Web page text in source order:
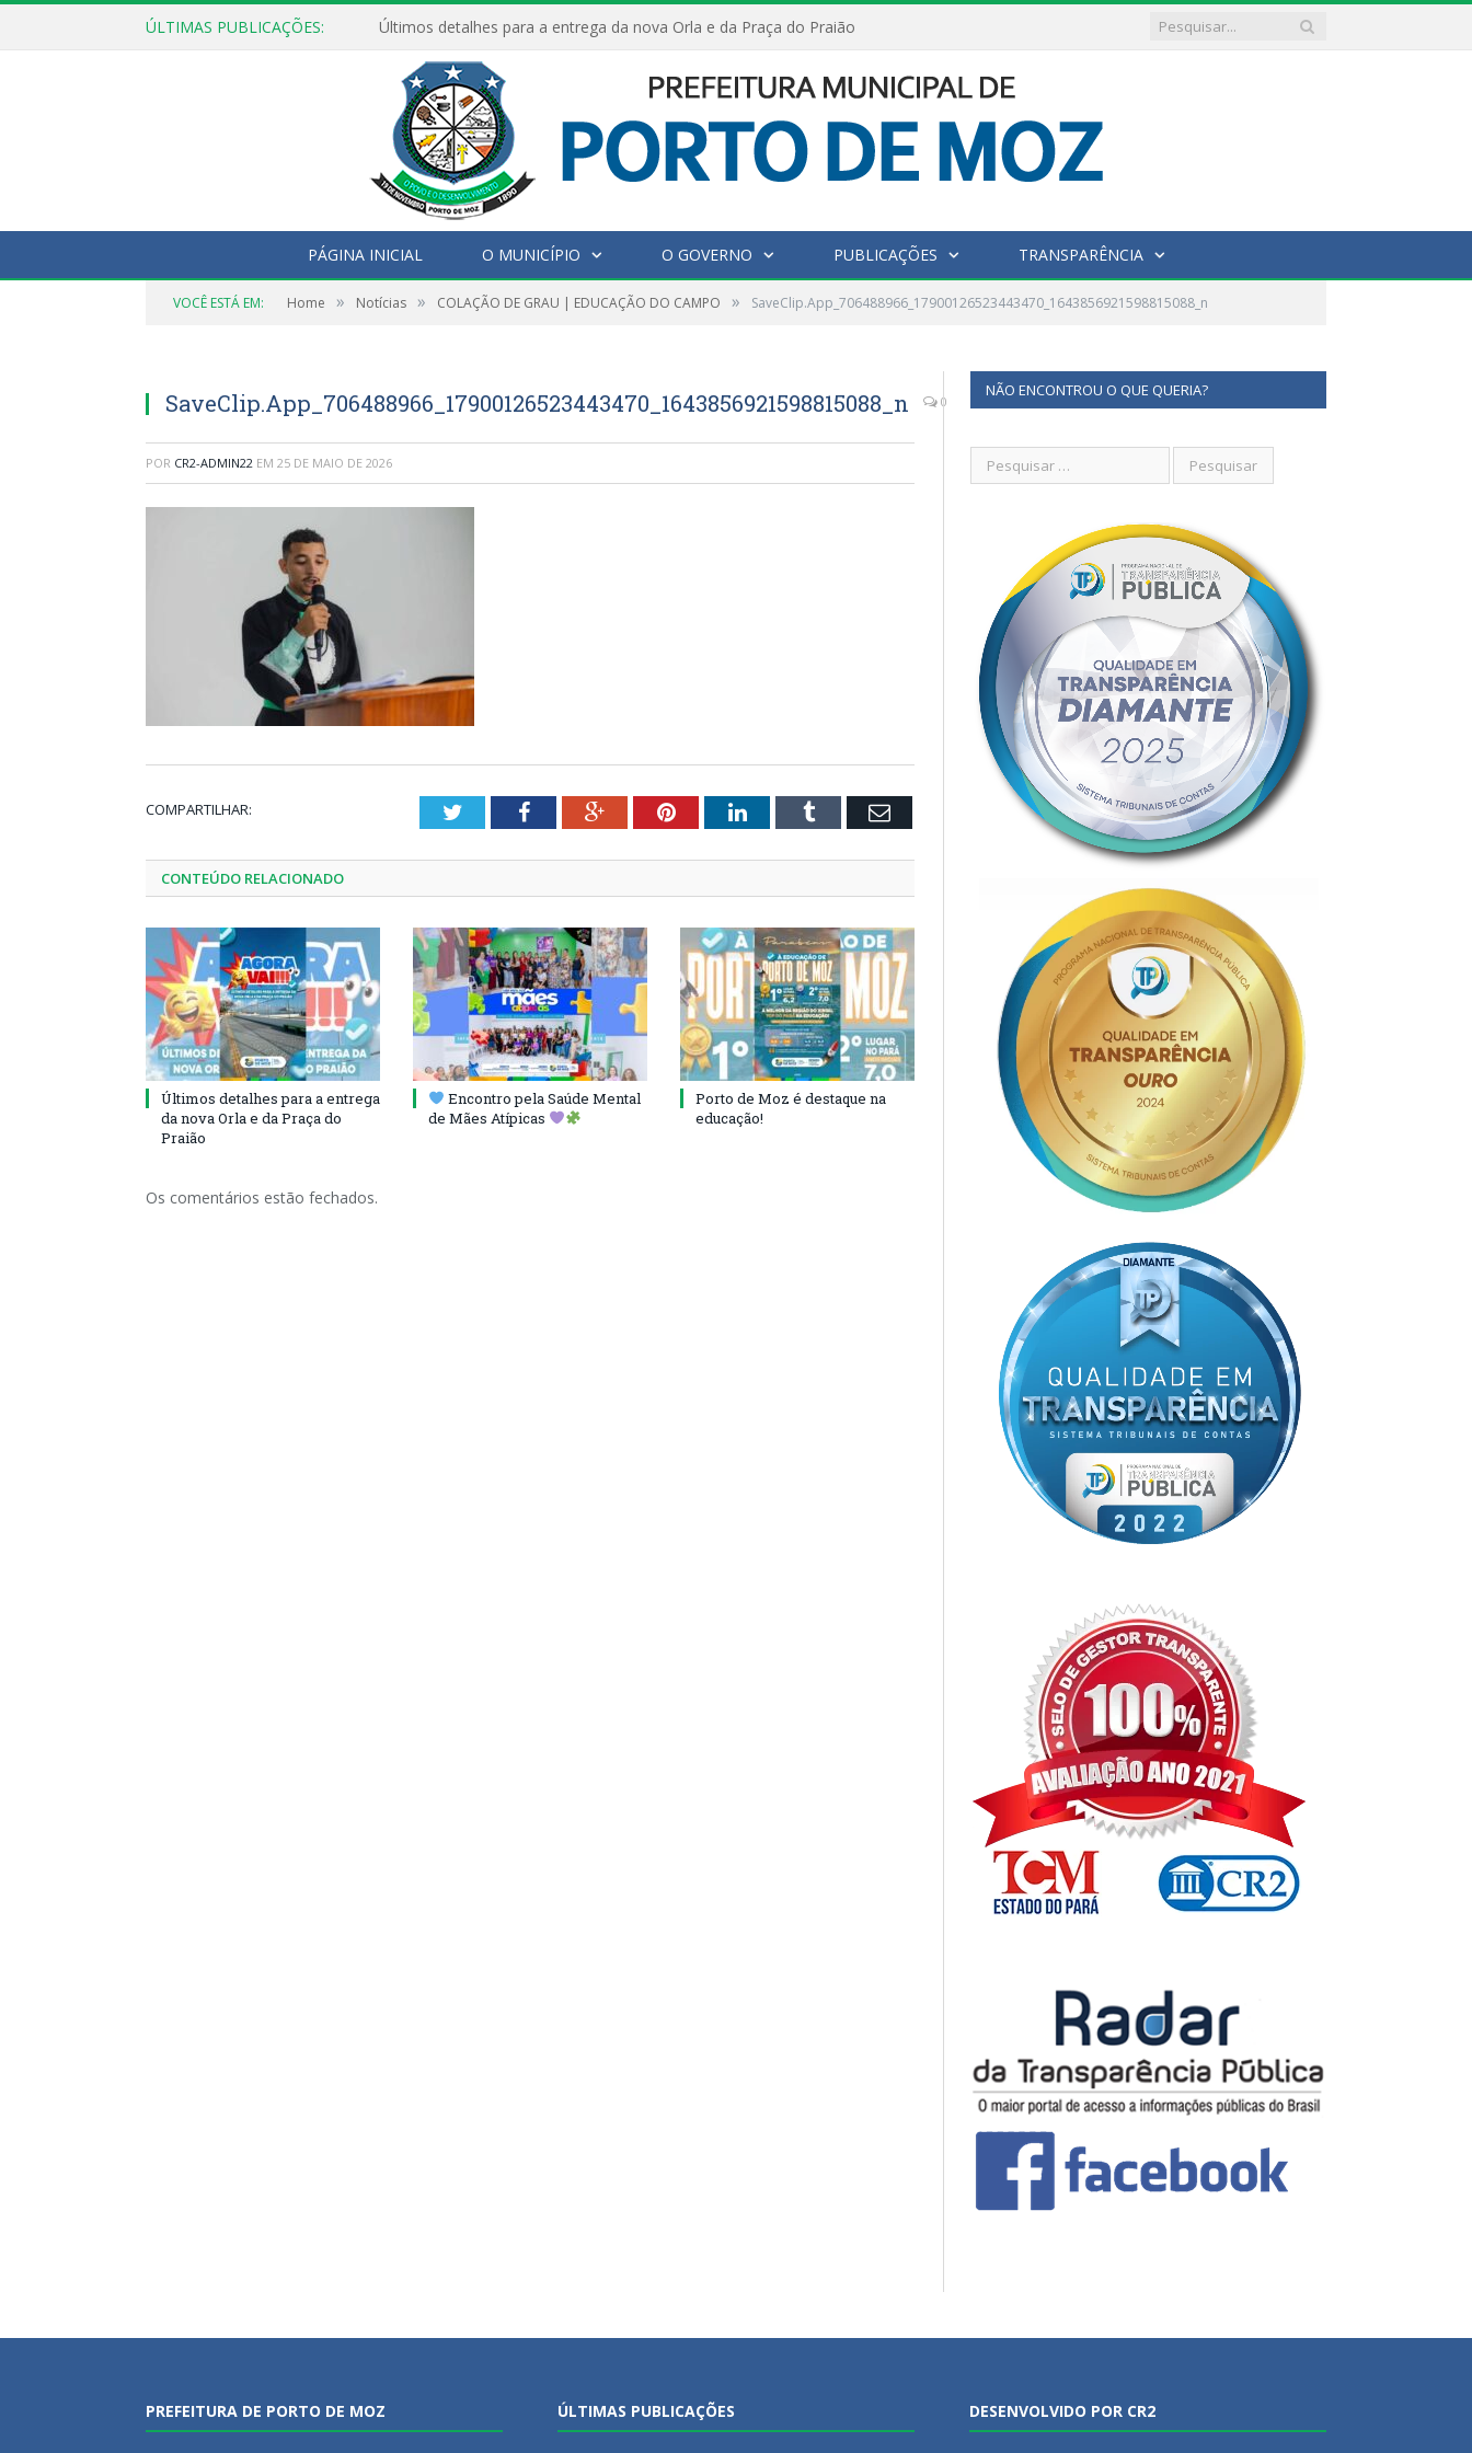
ÚLTIMAS PUBLICAÇÕES: Últimos detalhes para a entrega da nova Orla e da Praça do Praião
PÁGINA INICIAL O MUNICÍPIO O GOVERNO PUBLICAÇÕES TRANSPARÊNCIA
VOCÊ ESTÁ EM: Home » Notícias » COLAÇÃO DE GRAU | EDUCAÇÃO DO CAMPO » SaveClip.App_706488966_17900126523443470_1643856921598815088_n
SaveClip.App_706488966_17900126523443470_1643856921598815088_n 0
POR CR2-ADMIN22 EM 25 DE MAIO DE 2026
COMPARTILHAR: TwitterFacebookGoogle+PinterestLinkedInTumblr Email
CONTEÚDO RELACIONADO
Últimos detalhes para a entrega
da nova Orla e da Praça do
Praião
Encontro pela Saúde Mental
de Mães Atípicas
Porto de Moz é destaque na
educação!
Os comentários estão fechados.
NÃO ENCONTROU O QUE QUERIA?
PREFEITURA DE PORTO DE MOZ ÚLTIMAS PUBLICAÇÕES DESENVOLVIDO POR CR2